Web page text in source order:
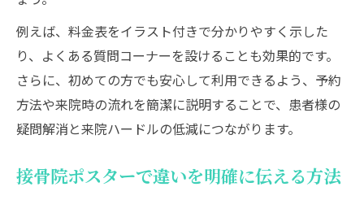
例えば、料金表をイラスト付きで分かりやすく示した
り、よくある質問コーナーを設けることも効果的です。
さらに、初めての方でも安心して利用できるよう、予約
方法や来院時の流れを簡潔に説明することで、患者様の
疑問解消と来院ハードルの低減につながります。
接骨院ポスターで違いを明確に伝える方法